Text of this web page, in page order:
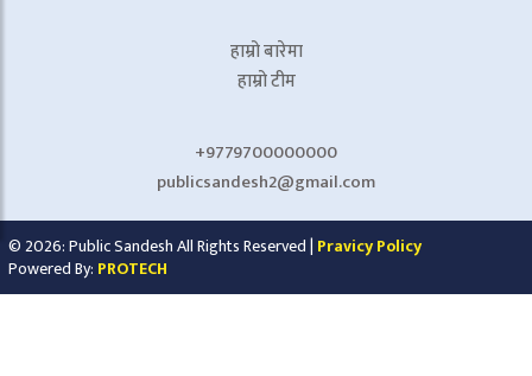
हाम्रो बारेमा
हाम्रो टीम
+9779700000000
publicsandesh2@gmail.com
© 2026: Public Sandesh All Rights Reserved | Pravicy Policy
Powered By: PROTECH